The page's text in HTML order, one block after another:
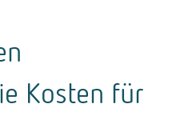
Kosten für